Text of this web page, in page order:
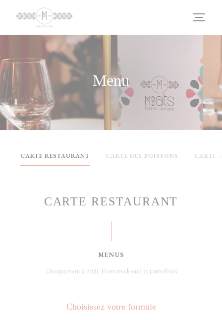
Panel pro správu cookies
Menu
CARTE RESTAURANT CARTE DES BOISSONS CARTE
CARTE RESTAURANT
MENUS
Uniquement à midi. Hors week-end et jours fériés
Choisissez votre formule